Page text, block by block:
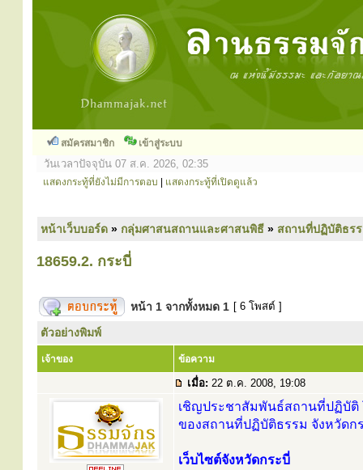
สมัครสมาชิก เข้าสู่ระบบ
วันเวลาปัจจุบัน 07 ส.ค. 2026, 02:35
แสดงกระทู้ที่ยังไม่มีการตอบ แสดงกระทู้ที่เปิดดูแล้ว
หน้าเว็บบอร์ด » กลุ่มศาสนสถานและศาสนพิธี » สถานที่ปฏิบัติธร
18659.2. กระบี่
หน้า 1 จากทั้งหมด 1 [ 6 โพสต์ ]
ตัวอย่างพิมพ์
เจ้าของ ข้อความ
เมื่อ: 22 ต.ค. 2008, 19:08
เชิญประชาสัมพันธ์สถานที่ปฏิบัติ
ของสถานที่ปฏิบัติธรรม จังหวัดก
เว็บไซต์จังหวัดกระบี่